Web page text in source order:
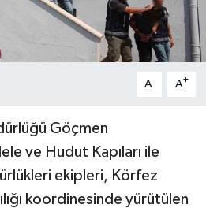
A- A+
Göçmen
ve Hudut Kapıları ile
ekipleri, Körfez
koordinesinde yürütülen